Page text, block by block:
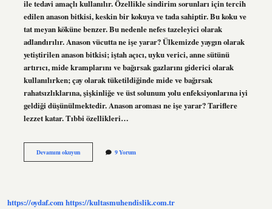
ile tedavi amaçlı kullanılır. Özellikle sindirim sorunları için tercih
edilen anason bitkisi, keskin bir kokuya ve tada sahiptir. Bu koku ve
tat meyan köküne benzer. Bu nedenle nefes tazeleyici olarak
adlandırılır. Anason vücutta ne işe yarar? Ülkemizde yaygın olarak
yetiştirilen anason bitkisi; iştah açıcı, uyku verici, anne sütünü
artırıcı, mide kramplarını ve bağırsak gazlarını giderici olarak
kullanılırken; çay olarak tüketildiğinde mide ve bağırsak
rahatsızlıklarına, şişkinliğe ve üst solunum yolu enfeksiyonlarına iyi
geldiği düşünülmektedir. Anason aroması ne işe yarar? Tariflere
lezzet katar. Tıbbi özellikleri…
Devamını okuyunAnason
Kokusu
9 Yorum
https://oydaf.comhttps://kultasmuhendislik.com.tr